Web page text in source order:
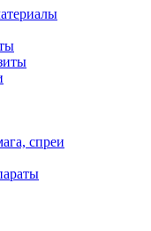
спреи